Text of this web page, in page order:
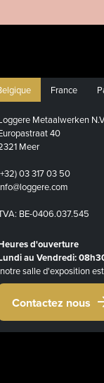
France
Metaalwerken
40
Meer
03 317 03 50
BE-0406.037.545
d'ouverture
au Vendredi:
salle d'exposition
Contactez nous